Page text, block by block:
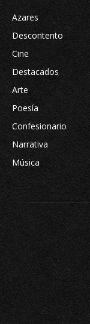
Azares
Descontento
Cine
Destacados
Arte
Poesía
Confesionario
Narrativa
Música